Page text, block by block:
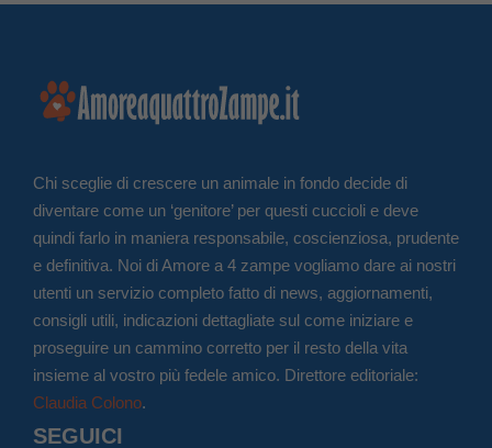
Chi sceglie di crescere un animale in fondo decide di
diventare come un ‘genitore’ per questi cuccioli e deve
quindi farlo in maniera responsabile, coscienziosa, prudente
e definitiva. Noi di Amore a 4 zampe vogliamo dare ai nostri
utenti un servizio completo fatto di news, aggiornamenti,
consigli utili, indicazioni dettagliate sul come iniziare e
proseguire un cammino corretto per il resto della vita
insieme al vostro più fedele amico. Direttore editoriale:
Claudia Colono.
SEGUICI